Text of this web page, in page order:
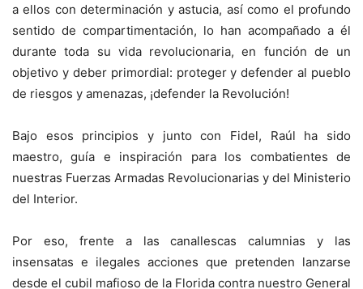
a ellos con determinación y astucia, así como el profundo
sentido de compartimentación, lo han acompañado a él
durante toda su vida revolucionaria, en función de un
objetivo y deber primordial: proteger y defender al pueblo
de riesgos y amenazas, ¡defender la Revolución!
Bajo esos principios y junto con Fidel, Raúl ha sido
maestro, guía e inspiración para los combatientes de
nuestras Fuerzas Armadas Revolucionarias y del Ministerio
del Interior.
Por eso, frente a las canallescas calumnias y las
insensatas e ilegales acciones que pretenden lanzarse
desde el cubil mafioso de la Florida contra nuestro General